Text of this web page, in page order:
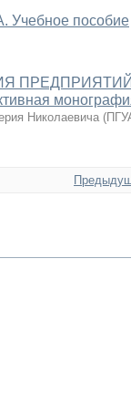
пособие
Николаевича (